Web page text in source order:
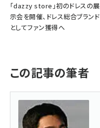
「dazzy store」初のドレスの展
示会を開催、ドレス総合ブランド
としてファン獲得へ
この記事の筆者